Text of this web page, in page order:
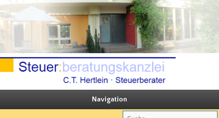
Steuerberatungskanzlei C.T. Hertlein
Sie steuern, wir beraten
Navigation